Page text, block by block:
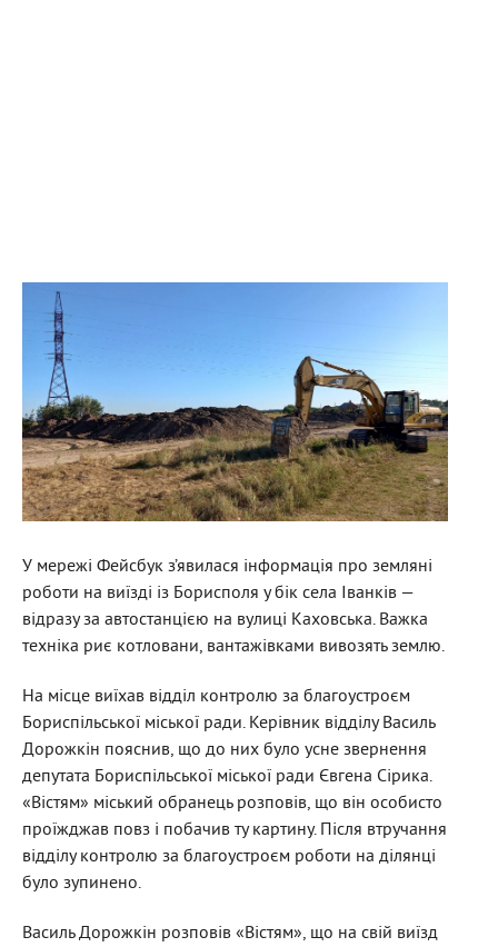
У мережі Фейсбук з’явилася інформація про земляні
роботи на виїзді із Борисполя у бік села Іванків —
відразу за автостанцією на вулиці Каховська. Важка
техніка риє котловани, вантажівками вивозять землю.
На місце виїхав відділ контролю за благоустроєм
Бориспільської міської ради. Керівник відділу Василь
Дорожкін пояснив, що до них було усне звернення
депутата Бориспільської міської ради Євгена Сірика.
«Вістям» міський обранець розповів, що він особисто
проїжджав повз і побачив ту картину. Після втручання
відділу контролю за благоустроєм роботи на ділянці
було зупинено.
Василь Дорожкін розповів «Вістям», що на свій виїзд